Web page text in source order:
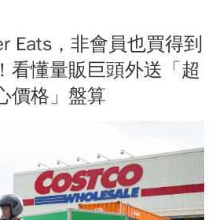
Eats，非會員也買得到
看懂量販巨頭外送「超
價格」盤算